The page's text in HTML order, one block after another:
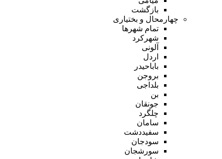
بازگشت
چهارمحال و بختیاری
تمام شهر‌ها
شهرکرد
آلونی
اردل
باباحیدر
بروجن
بلداجی
بن
جونقان
چلگرد
سامان
سفیددشت
سودجان
سورشجان